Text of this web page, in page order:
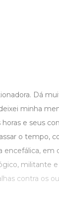
Dá
minha
e seus
o tempo,
encefálica,
militante
contra os